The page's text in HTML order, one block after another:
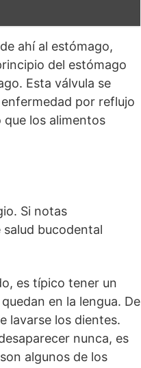
ahí al estómago,
del estómago
Esta válvula se
por reflujo
que los alimentos
Si notas
bucodental
es típico tener un
en la lengua. De
lavarse los dientes.
nunca, es
algunos de los